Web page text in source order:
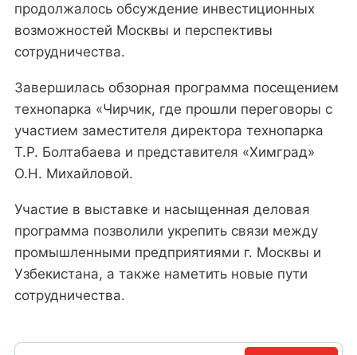
продолжалось обсуждение инвестиционных
возможностей Москвы и перспективы
сотрудничества.
Завершилась обзорная программа посещением
технопарка «Чирчик, где прошли переговоры с
участием заместителя директора технопарка
Т.Р. Болтабаева и представителя «Химград»
О.Н. Михайловой.
Участие в выставке и насыщенная деловая
программа позволили укрепить связи между
промышленными предприятиями г. Москвы и
Узбекистана, а также наметить новые пути
сотрудничества.